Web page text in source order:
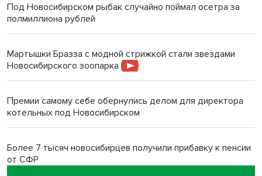
Под Новосибирском рыбак случайно поймал осетра за
полмиллиона рублей
Мартышки Бразза с модной стрижкой стали звездами
Новосибирского зоопарка
Премии самому себе обернулись делом для директора
котельных под Новосибирском
Более 7 тысяч новосибирцев получили прибавку к пенсии
от СФР